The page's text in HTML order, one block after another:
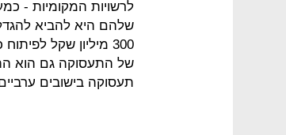
שלהם היא להביא
300 מיליון שקל
של התעסוקה גם הוא
תעסוקה בישובים